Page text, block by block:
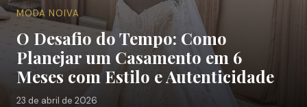
MODA NOIVA
O Desafio do Tempo: Como
Planejar um Casamento em 6
Meses com Estilo e Autenticidade
23 de abril de 2026